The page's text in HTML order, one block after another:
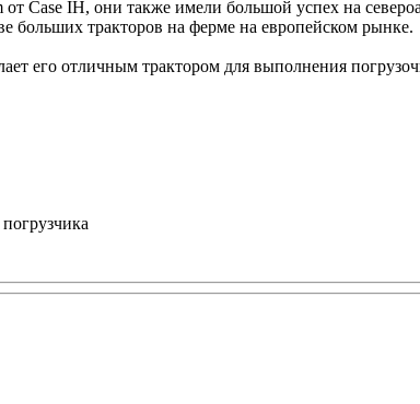
Case IH, они также имели большой успех на
больших тракторов на ферме на европейском рынке.
его отличным трактором для выполнения